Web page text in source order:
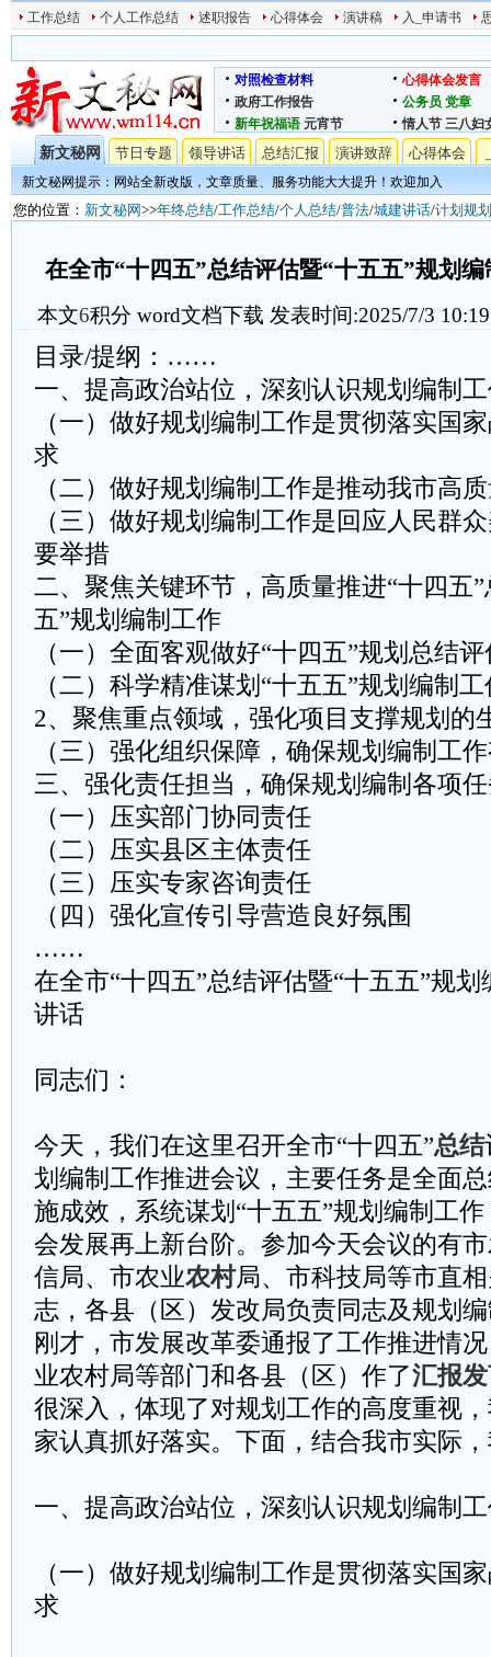
工作总结 个人工作总结 述职报告 心得体会 演讲稿 入_申请书
对照检查材料
心得体会发言
政府工作报告
公务员 党章
新年祝福语 元宵节 情人节 三八妇
新文秘网 节日专题 领导讲话 总结汇报 演讲致辞 心得体会
新文秘网提示：网站全新改版，文章质量、服务功能大大提升！欢迎加入
您的位置： 新文秘网>>年终总结/工作总结/个人总结/普法/城建讲话/计划规划
在全市“十四五”总结评估暨“十五五”规划
本文6积分 word文档下载 发表时间:2025/7/3
目录/提纲：……
一、提高政治站位，深刻认识规划编制
（一）做好规划编制工作是贯彻落实国
求
（二）做好规划编制工作是推动我市高
（三）做好规划编制工作是回应人民群
要举措
二、聚焦关键环节，高质量推进“十四五
五”规划编制工作
（一）全面客观做好“十四五”规划总结评
（二）科学精准谋划“十五五”规划编制工
2、聚焦重点领域，强化项目支撑规划的
（三）强化组织保障，确保规划编制工
三、强化责任担当，确保规划编制各项
（一）压实部门协同责任
（二）压实县区主体责任
（三）压实专家咨询责任
（四）强化宣传引导营造良好氛围
……
在全市“十四五”总结评估暨“十五五”规
讲话
同志们：
今天，我们在这里召开全市“十四五”总结
划编制工作推进会议，主要任务是全面
施成效，系统谋划“十五五”规划编制工
会发展再上新台阶。参加今天会议的有
信局、市农业农村局、市科技局等市直
志，各县（区）发改局负责同志及规划
刚才，市发展改革委通报了工作推进情
业农村局等部门和各县（区）作了汇报
很深入，体现了对规划工作的高度重视
家认真抓好落实。下面，结合我市实际
一、提高政治站位，深刻认识规划编制
（一）做好规划编制工作是贯彻落实国
求